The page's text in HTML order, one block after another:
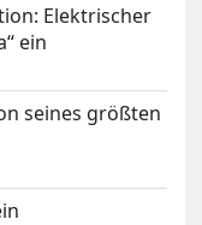
Elektrischer
ein
seines größten